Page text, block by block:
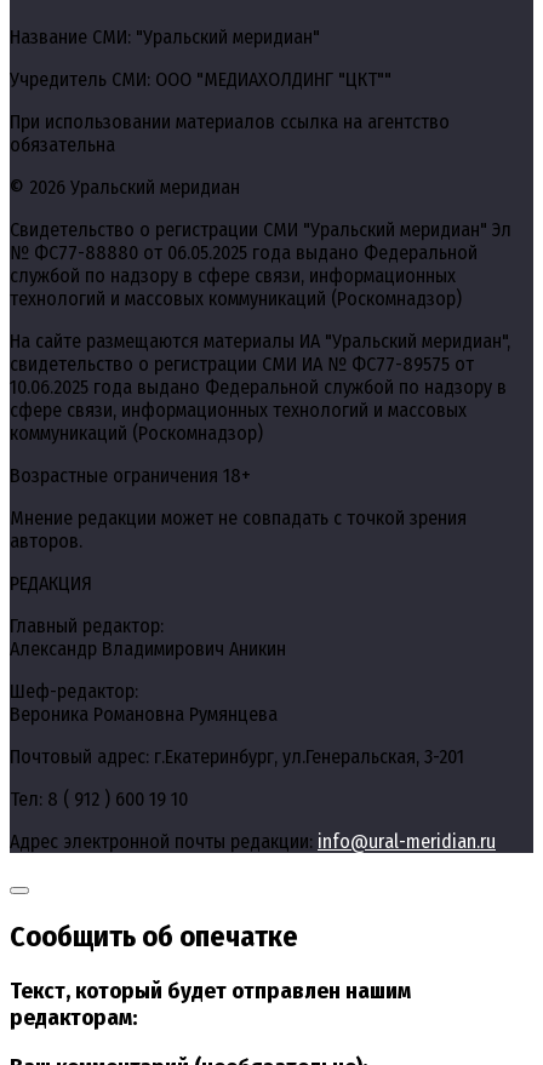
Название СМИ: "Уральский меридиан"
Учредитель СМИ: ООО "МЕДИАХОЛДИНГ "ЦКТ""
При использовании материалов ссылка на агентство
обязательна
© 2026 Уральский меридиан
Свидетельство о регистрации СМИ "Уральский меридиан" Эл
№ ФС77-88880 от 06.05.2025 года выдано Федеральной
службой по надзору в сфере связи, информационных
технологий и массовых коммуникаций (Роскомнадзор)
На сайте размещаются материалы ИА "Уральский меридиан",
свидетельство о регистрации СМИ ИА № ФС77-89575 от
10.06.2025 года выдано Федеральной службой по надзору в
сфере связи, информационных технологий и массовых
коммуникаций (Роскомнадзор)
Возрастные ограничения 18+
Мнение редакции может не совпадать с точкой зрения
авторов.
РЕДАКЦИЯ
Главный редактор:
Александр Владимирович Аникин
Шеф-редактор:
Вероника Романовна Румянцева
Почтовый адрес: г.Екатеринбург, ул.Генеральская, 3-201
Тел: 8 ( 912 ) 600 19 10
Адрес электронной почты редакции: info@ural-meridian.ru
Сообщить об опечатке
Текст, который будет отправлен нашим
редакторам: